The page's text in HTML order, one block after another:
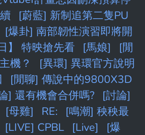
[蔚藍] 新制追第二隻PU
[爆卦] 南部韌性演習即將開
】 特映搶先看 [馬娘]
[閒
機？
[異環] 異環官方說明
[閒聊] 傳說中的9800X3D
] 還有機會合併嗎?
[討論]
[母雞] RE:
[鳴潮] 秧秧最
[LIVE] CPBL [Live]
[爆